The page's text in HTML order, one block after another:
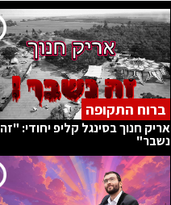
ברוח התקופה
אריק חנוך בסינגל קליפ יחודי: "זה
נשבר"